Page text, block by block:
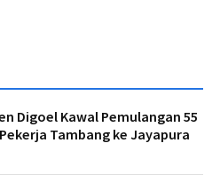
Digoel Kawal Pemulangan 55
Tambang ke Jayapura